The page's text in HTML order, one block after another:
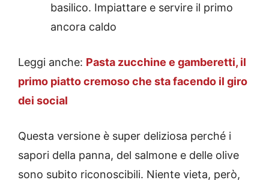
basilico. Impiattare e servire il primo
ancora caldo
Leggi anche: Pasta zucchine e gamberetti, il
primo piatto cremoso che sta facendo il giro
dei social
Questa versione è super deliziosa perché i
sapori della panna, del salmone e delle olive
sono subito riconoscibili. Niente vieta, però,